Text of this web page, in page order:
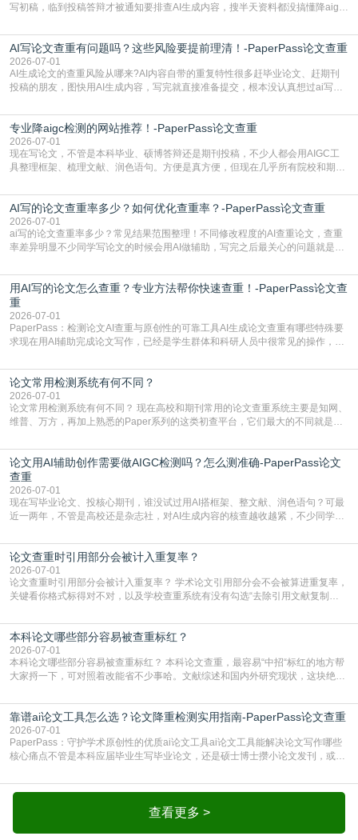
写初稿，临到投稿答辩才被通知要排查AI生成内容，搜半天资料都没搞懂降aigc
怕是已经入行的科研人员，不少人也搞不清降aigc检测是啥，对相关要求摸不
准。其实，降aigc检测是伴随AIGC工具在学术领域普及诞生的新需求，核心是为
了满足现在高校、期刊对AI生
AI写论文查重有问题吗？这些风险要提前理清！-PaperPass论文查重
2026-07-01
AI生成论文的查重风险从哪来?AI内容自带的重复特性很多赶毕业论文、赶期刊
投稿的朋友，图快用AI生成内容，写完就直接准备提交，根本没认真想过ai写论
自带不可忽视的查重风险。AI训练依赖海量公开的文本数据，生成内容本质是基
于训练数据的概率拼接，不是从零开始的原创创作。生成过程中，很容易复用已
有的高频公共表述，甚至直接拼接已经公开
专业降aigc检测的网站推荐！-PaperPass论文查重
2026-07-01
现在写论文，不管是本科毕业、硕博答辩还是期刊投稿，不少人都会用AIGC工
具整理框架、梳理文献、润色语句。方便是真方便，但现在几乎所有院校和期刊
五遍还是过不了预检测的大有人在，这时候，找到靠谱的降AIGC检测率的网
站，就能少走好多弯路。PaperPass：守护学术原创性的智能伙伴AIGC生成内
容的学术合规痛点去年帮一个本科师弟改
AI写的论文查重率多少？如何优化查重率？-PaperPass论文查重
2026-07-01
ai写的论文查重率多少？常见结果范围整理！不同修改程度的AI查重论文，查重
率差异明显不少同学写论文的时候会用AI做辅助，写完之后最关心的问题就是ai
实际情况和大家想的不太一样。AI训练依赖海量公开学术文献、网络内容，生成
内容本质是按照语义概率拼接已有内容，很容易和已发布的作品撞重复，甚至会
直接引用整段已有内容，所以查重率偏高是
用AI写的论文怎么查重？专业方法帮你快速查重！-PaperPass论文查
重
2026-07-01
PaperPass：检测论文AI查重与原创性的可靠工具AI生成论文查重有哪些特殊要
求现在用AI辅助完成论文写作，已经是学生群体和科研人员中很常见的操作，不
但很多人忽略了，AI生成的内容天生带有重复风险——训练AI的数据集本身就包
含大量已公开的学术内容、网络原创内容，AI输出内容时很容易无意识拼接出重
复片
论文常用检测系统有何不同？
2026-07-01
论文常用检测系统有何不同？ 现在高校和期刊常用的论文查重系统主要是知网、
维普、万方，再加上熟悉的Paper系列的这类初查平台，它们最大的不同就是数
查数值误导。知网（CNKI）是学校定稿检测的绝对主流。本科用PMLC，含大学
生联合比对库，能比历届学长论文，硕博用VIP/TMLC，含学术论文联合比对
库，期刊投稿用AMLMC/SML
论文用AI辅助创作需要做AIGC检测吗？怎么测准确-PaperPass论文
查重
2026-07-01
现在写毕业论文、投核心期刊，谁没试过用AI搭框架、整文献、润色语句？可最
近一两年，不管是高校还是杂志社，对AI生成内容的核查越收越紧，不少同学投
真的太亏。提前做AIGC检测，已经成了很多过来人交稿前必做的一步。为什么
AIGC检测成了论文答辩投稿前的必备项？可能还有不少人觉得，我就用AI搭了个
框架，内容都是自己写的，至于做AIG
论文查重时引用部分会被计入重复率？
2026-07-01
论文查重时引用部分会被计入重复率？ 学术论文引用部分会不会被算进重复率，
关键看你格式标得对不对，以及学校查重系统有没有勾选“去除引用文献复制
独占一行，每条文献用[1][2]方括号编号、与正文一一对应，著录项符合GB/T
7714（作者、题名、刊名、年、卷期、页码齐全，标点用半角）；查重系统识别
成功后通常把这段标为引用，
本科论文哪些部分容易被查重标红？
2026-07-01
本科论文哪些部分容易被查重标红？ 本科论文查重，最容易“中招“标红的地方帮
大家捋一下，可对照着改能省不少事哈。文献综述和国内外研究现状，这块绝对
乎一模一样的话，你要是直接复制百度百科、教材或别人写好的综述段落，系统
一抓一个准，整段飘红。研究背景、意义和方法描述也是不可避免，比如“本文采
用问卷调查法““运用SPSS软件进行数据分
靠谱ai论文工具怎么选？论文降重检测实用指南-PaperPass论文查重
2026-07-01
PaperPass：守护学术原创性的优质ai论文工具ai论文工具能解决论文写作哪些
核心痛点不管是本科应届毕业生写毕业论文，还是硕士博士攒小论文发刊，或是
自己逐句读逐句改，熬好几个大夜不说，还经常改不到点上，交上去才发现重复
率超标，再返工太折腾。现在有了成熟的ai论文工具，这些痛点基本都能高效解
决。靠谱的ai论文工具，不止能帮你梳查看更多 >